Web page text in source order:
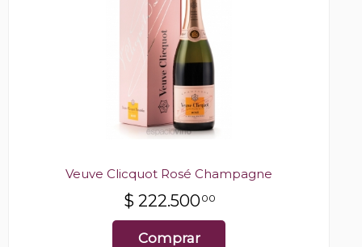
Veuve Clicquot Rosé Champagne
$ 222.50000
Comprar